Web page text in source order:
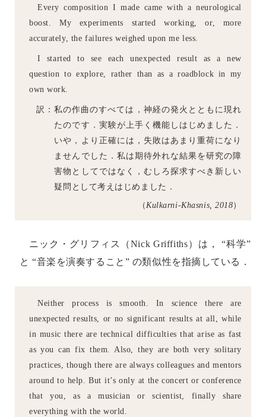
Every composition I made came with a neurological
boost. My experiments started working, or, more
accurately, the failures weighed upon me less.
I started to see each unexpected result as a new
question to explore, rather than as a roadblock in my
own work.
訳：私の作曲のすべては，神経の発火とともに現れ
たのです．実験が上手く機能しはじめました．
いや，より正確には，失敗はあまり重荷になり
ませんでした．私は期待外れな結果を研究の障
害物としてではなく，むしろ探求すべき新しい
疑問として考えはじめました．
（ Kulkarni-Khasnis, 2018）
ニック・グリフィス（Nick Griffiths）は， “科学”
と “音楽を演奏すること” の類似性を指摘している．
Neither process is smooth. In science there are
unexpected results, or no significant results at all, while
in music there are technical difficulties that arise as fast
as you can fix them. Also, they are both very solitary
practices, though there are always colleagues and mentors
around to help. But it’s only at the concert or conference
that you, as a musician or scientist, finally share
everything with the world.